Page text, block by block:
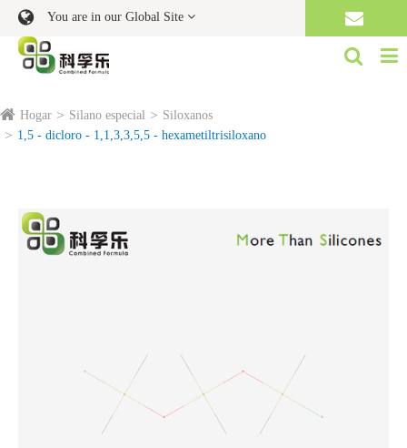
You are in our Global Site
Hogar Silano especial
Siloxanos
1,5 - dicloro - 1,1,3,3,5,5 - hexametiltrisiloxano